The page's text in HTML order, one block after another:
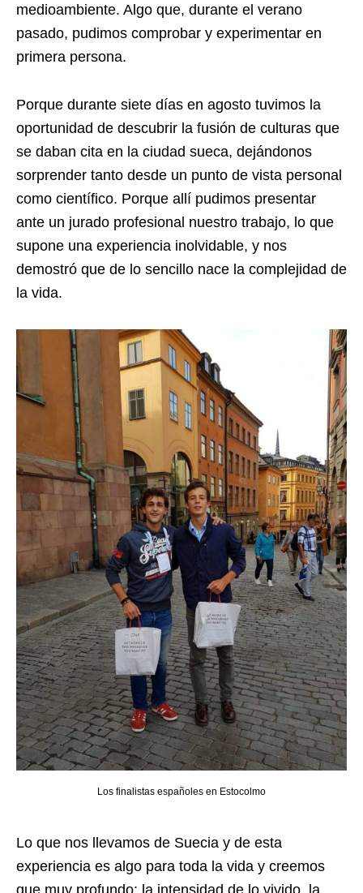
medioambiente. Algo que, durante el verano
pasado, pudimos comprobar y experimentar en
primera persona.
Porque durante siete días en agosto tuvimos la
oportunidad de descubrir la fusión de culturas que
se daban cita en la ciudad sueca, dejándonos
sorprender tanto desde un punto de vista personal
como científico. Porque allí pudimos presentar
ante un jurado profesional nuestro trabajo, lo que
supone una experiencia inolvidable, y nos
demostró que de lo sencillo nace la complejidad de
la vida.
Los finalistas españoles en Estocolmo
Lo que nos llevamos de Suecia y de esta
experiencia es algo para toda la vida y creemos
que muy profundo: la intensidad de lo vivido, la